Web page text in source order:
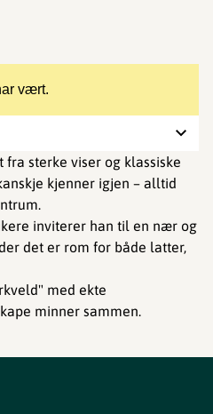
vært.
fra sterke viser og klassiske
kjenner igjen – alltid
inviterer han til en nær og
det er rom for både latter,
med ekte
minner sammen.